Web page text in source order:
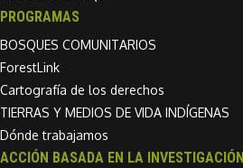
PROGRAMAS
BOSQUES COMUNITARIOS
ForestLink
Cartografía de los derechos
TIERRAS Y MEDIOS DE VIDA INDÍGENAS
Dónde trabajamos
ACCIÓN BASADA EN LA INVESTIGACIÓN